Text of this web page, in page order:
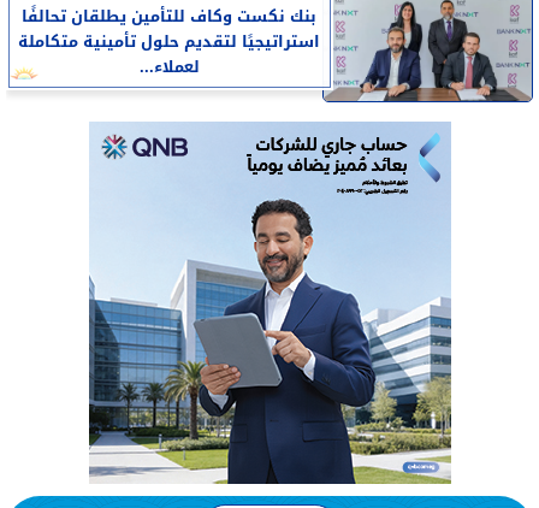
بنك نكست وكاف للتأمين يطلقان تحالفًا
استراتيجيًا لتقديم حلول تأمينية متكاملة
لعملاء...